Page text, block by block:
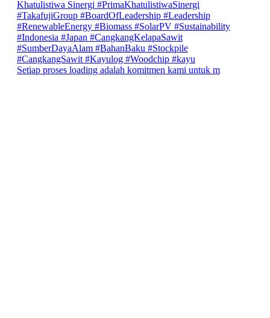
Setiap proses loading adalah komitmen kami untuk m